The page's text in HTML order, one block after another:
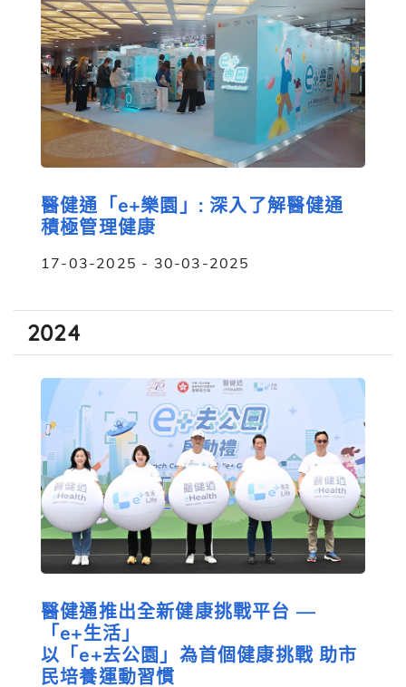
醫健通「e+樂園」: 深入了解醫健通
積極管理健康
17-03-2025 - 30-03-2025
2024
醫健通推出全新健康挑戰平台 —
「e+生活」
以「e+去公園」為首個健康挑戰 助市
民培養運動習慣